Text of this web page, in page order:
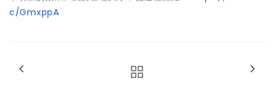
c/GmxppA